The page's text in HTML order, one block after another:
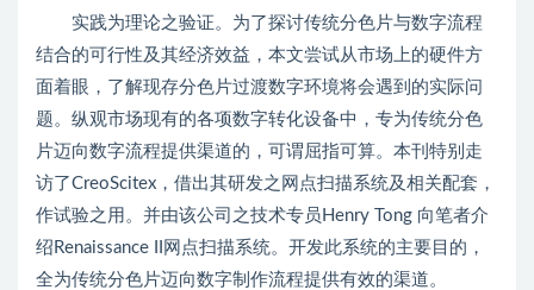
实践为理论之验证。为了探讨传统分色片与数字流程
结合的可行性及其经济效益，本文尝试从市场上的硬件方
面着眼，了解现存分色片过渡数字环境将会遇到的实际问
题。纵观市场现有的各项数字转化设备中，专为传统分色
片迈向数字流程提供渠道的，可谓屈指可算。本刊特别走
访了CreoScitex，借出其研发之网点扫描系统及相关配套，
作试验之用。并由该公司之技术专员Henry Tong 向笔者介
绍Renaissance II网点扫描系统。开发此系统的主要目的，
全为传统分色片迈向数字制作流程提供有效的渠道。